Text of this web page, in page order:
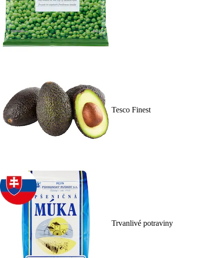
Tesco Finest
Trvanlivé potraviny